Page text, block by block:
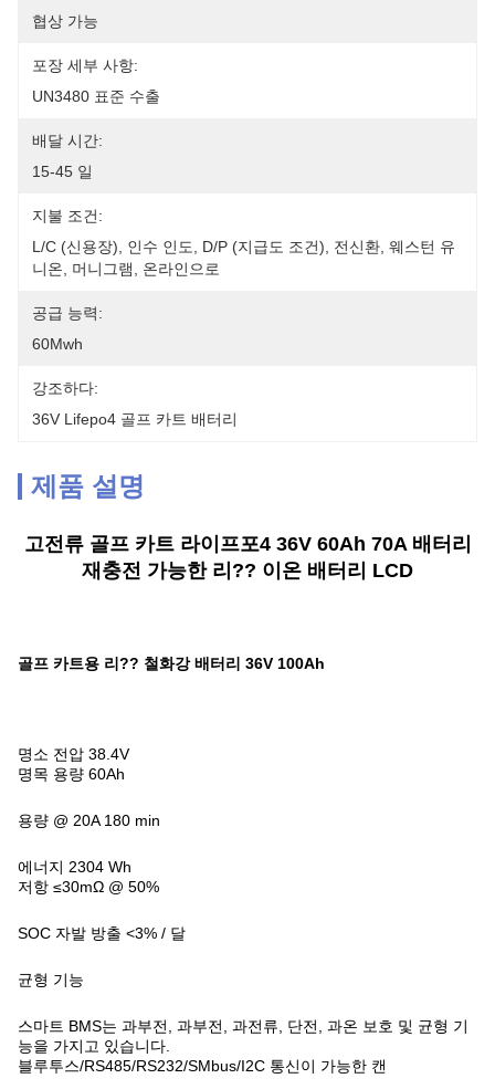
협상 가능
포장 세부 사항:
UN3480 표준 수출
배달 시간:
15-45 일
지불 조건:
L/C (신용장), 인수 인도, D/P (지급도 조건), 전신환, 웨스턴 유
니온, 머니그램, 온라인으로
공급 능력:
60Mwh
강조하다:
36V Lifepo4 골프 카트 배터리
제품 설명
고전류 골프 카트 라이프포4 36V 60Ah 70A 배터리
재충전 가능한 리?? 이온 배터리 LCD
골프 카트용 리?? 철화강 배터리 36V 100Ah
명소 전압 38.4V
명목 용량 60Ah
용량 @ 20A 180 min
에너지 2304 Wh
저항 ≤30mΩ @ 50%
SOC 자발 방출 <3% / 달
균형 기능
스마트 BMS는 과부전, 과부전, 과전류, 단전, 과온 보호 및 균형 기
능을 가지고 있습니다.
블루투스/RS485/RS232/SMbus/I2C 통신이 가능한 캔